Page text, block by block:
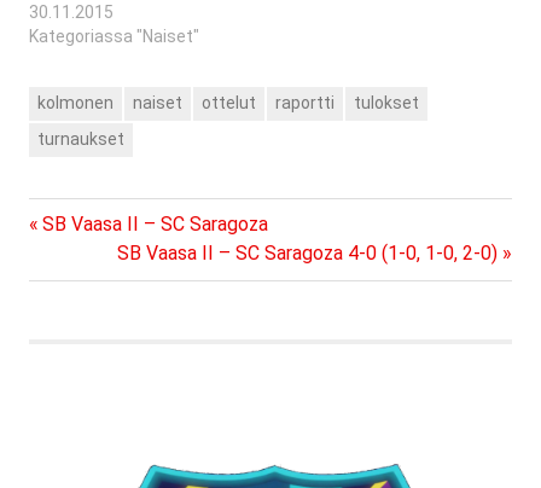
käyttäneet
edustuskelvottomia
on muutettu:PSB Lapua -
NJ II 0-5KauWi - PSB Lapua
8-1 tätä lopputulosta ei
muuteta. Muutokset on
tehty tulospalvelussa ja
taulukko on päivitetty.
30.11.2015
Kategoriassa "Naiset"
kolmonen naiset ottelut raportti
tulokset
turnaukset
Artikkelien
selaus
Previous
SB Vaasa II – SC Saragoza
Next
Post:
SB Vaasa II – SC Saragoza 4-0 (1-0, 1-0, 2-0)